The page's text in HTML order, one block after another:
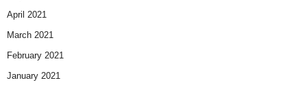
April 2021
March 2021
February 2021
January 2021